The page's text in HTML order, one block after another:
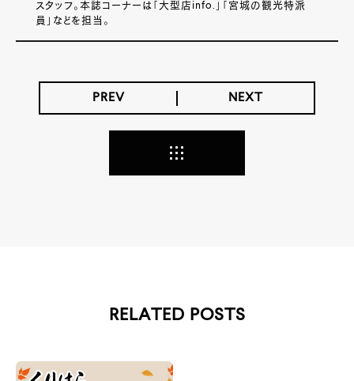
スタッフ。本誌コーナーは「大型店info.」「宮城の観光特派
員」などを担当。
PREV NEXT
RELATED POSTS